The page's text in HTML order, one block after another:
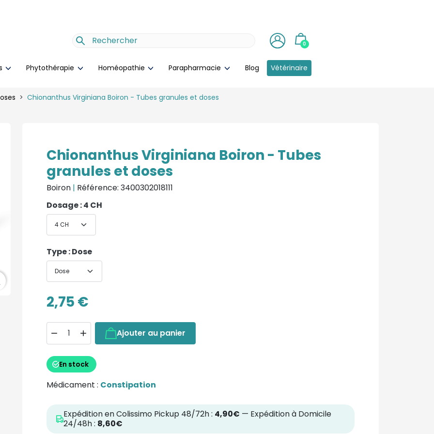
0
Phytothérapie Homéopathie Parapharmacie Blog Vétérinaire
Chionanthus Virginiana Boiron - Tubes granules et doses
Chionanthus Virginiana Boiron - Tubes
granules et doses
Boiron | Référence: 3400302018111
Dosage : 4 CH
Type : Dose
2,75 €
  Ajouter au panier
En stock
Médicament : Constipation
Expédition en Colissimo Pickup 48/72h : 4,90€ — Expédition à Domicile
24/48h : 8,60€